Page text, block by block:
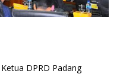
DPRD Padang